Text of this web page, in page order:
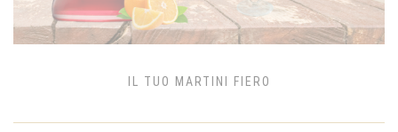
IL TUO MARTINI FIERO